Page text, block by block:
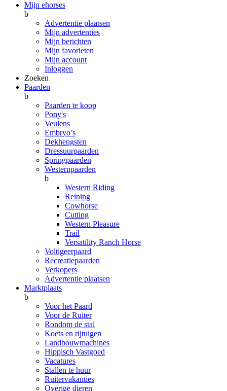
Mijn ehorses
b
Advertentie plaatsen
Mijn advertenties
Mijn berichten
Mijn favorieten
Mijn account
Inloggen
Zoeken
Paarden
b
Paarden te koop
Pony's
Veulens
Embryo’s
Dekhengsten
Dressuurpaarden
Springpaarden
Westernpaarden
b
Western Riding
Reining
Cowhorse
Cutting
Western Pleasure
Trail
Versatility Ranch Horse
Voltigeerpaard
Recreatiepaarden
Verkopers
Advertentie plaatsen
Marktplaats
b
Voor het Paard
Voor de Ruiter
Rondom de stal
Koets en rijtuigen
Landbouwmachines
Hippisch Vastgoed
Vacatures
Stallen te huur
Ruitervakanties
Overige dieren